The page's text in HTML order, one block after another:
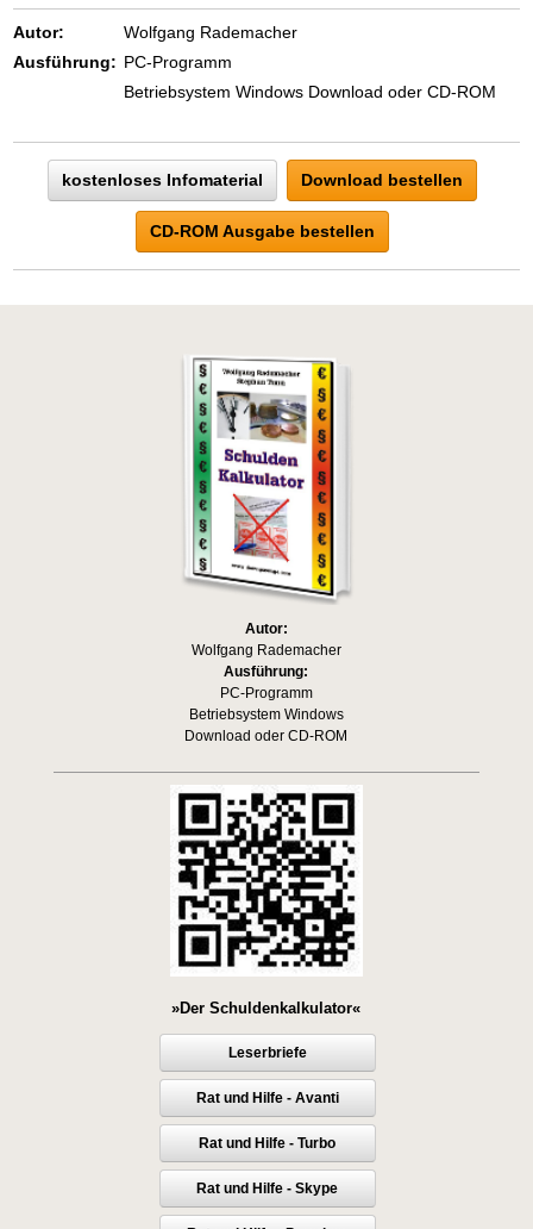
beruflichem oder privatem Gebiet. Denn
eins ist todsicher:
Zeigen Sie mit der Maus hierhin, um
Autor:
Wolfgang Rademacher
Ausführung: PC-Programm
Betriebsystem Windows Download oder CD-ROM
kostenloses Infomaterial Download bestellen
CD-ROM Ausgabe bestellen
Autor:
Wolfgang Rademacher
Ausführung:
PC-Programm
Betriebsystem Windows
Download oder CD-ROM
»Der Schuldenkalkulator«
Leserbriefe
Rat und Hilfe - Avanti
Rat und Hilfe - Turbo
Rat und Hilfe - Skype